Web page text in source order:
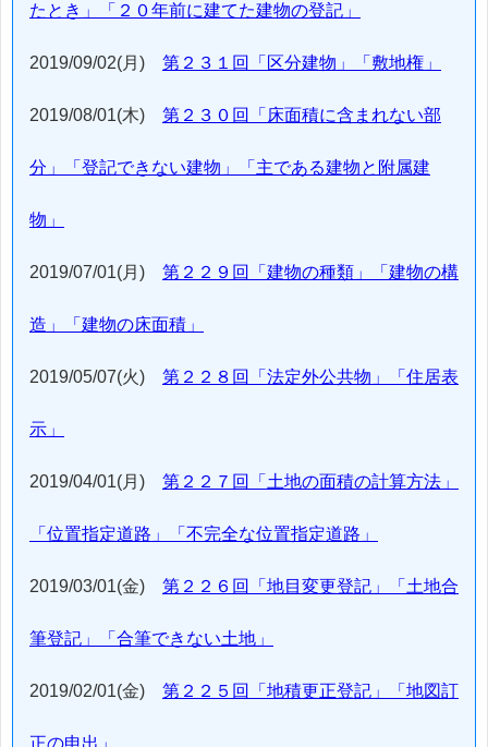
たとき」「２０年前に建てた建物の登記」
2019/09/02(月) 第２３１回「区分建物」「敷地権」
2019/08/01(木) 第２３０回「床面積に含まれない部
分」「登記できない建物」「主である建物と附属建
物」
2019/07/01(月) 第２２９回「建物の種類」「建物の構
造」「建物の床面積」
2019/05/07(火) 第２２８回「法定外公共物」「住居表
示」
2019/04/01(月) 第２２７回「土地の面積の計算方法」
「位置指定道路」「不完全な位置指定道路」
2019/03/01(金) 第２２６回「地目変更登記」「土地合
筆登記」「合筆できない土地」
2019/02/01(金) 第２２５回「地積更正登記」「地図訂